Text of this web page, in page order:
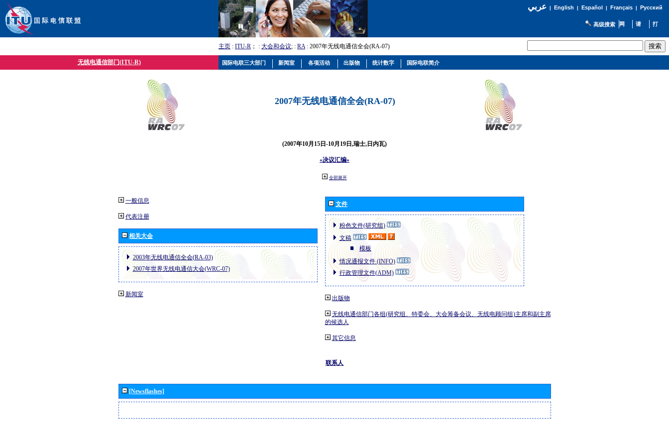
عربي| English | Español | Français| Русский
高级搜索
主页 : ITU-R ； : 大会和会议; : RA: 2007年无线电通信全会(RA-07)
无线电通信部门(ITU-R)
2007年无线电通信全会(RA-07)
(2007年10月15日-10月19日,瑞士,日内瓦)
«决议汇编»
全部展开
一般信息
代表注册
相关大会
2003年无线电通信全会(RA-03)
2007年世界无线电通信大会(WRC-07)
新闻室
文件
粉色文件(研究组)
文稿
模板
情况通报文件 (INFO)
行政管理文件(ADM)
出版物
无线电通信部门各组(研究组、特委会、大会筹备会议、无线电顾问组)主席和副主席
的候选人
其它信息
联系人
[Newsflashes]
国际电联三大部门 新闻室 各项活动 出版物 统计数字 国际电联简介